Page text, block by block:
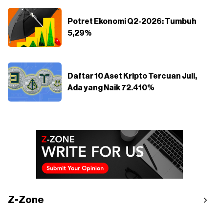
Potret Ekonomi Q2-2026: Tumbuh
5,29%
Daftar 10 Aset Kripto Tercuan Juli,
Ada yang Naik 72.410%
Z-Zone